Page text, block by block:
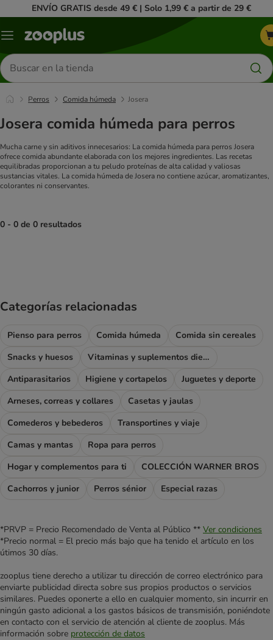
ENVÍO GRATIS desde 49 € | Solo 1,99 € a partir de 29 €
Menú
Buscar
productos
Perros Comida húmeda Josera
Josera comida húmeda para perros
Mucha carne y sin aditivos innecesarios: La comida húmeda para perros Josera
ofrece comida abundante elaborada con los mejores ingredientes. Las recetas
equilibradas proporcionan a tu peludo proteínas de alta calidad y valiosas
sustancias vitales. La comida húmeda de Josera no contiene azúcar, aromatizantes,
colorantes ni conservantes.
0 - 0 de 0 resultados
Categorías relacionadas
Pienso para perros Comida húmeda
Comida sin cereales
Snacks y huesos
Vitaminas y suplementos dietéticos
Antiparasitarios
Higiene y cortapelos
Juguetes y deporte
Arneses, correas y collares
Casetas y jaulas
Comederos y bebederos
Transportines y viaje
Camas y mantas
Ropa para perros
Hogar y complementos para ti
COLECCIÓN WARNER BROS
Cachorros y junior
Perros sénior Especial razas
*PRVP = Precio Recomendado de Venta al Público ** Ver condiciones
*Precio normal = El precio más bajo que ha tenido el artículo en los
útimos 30 días.
zooplus tiene derecho a utilizar tu dirección de correo electrónico para
enviarte publicidad directa sobre sus propios productos o servicios
similares. Puedes oponerte a ello en cualquier momento, sin incurrir en
ningún gasto adicional a los gastos básicos de transmisión, poniéndote
en contacto con el servicio de atención al cliente de zooplus. Más
información sobre protección de datos